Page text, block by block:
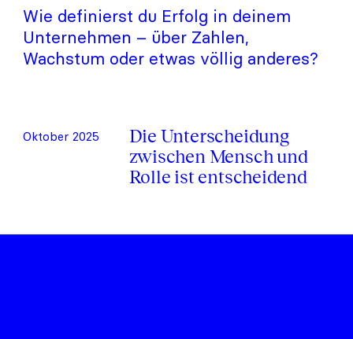
Wie definierst du Erfolg in deinem
Unternehmen – über Zahlen,
Wachstum oder etwas völlig anderes?
Oktober 2025
Die Unterscheidung
zwischen Mensch und
Rolle ist entscheidend